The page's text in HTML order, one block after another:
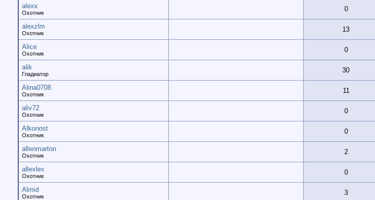
alexx
Охотник 0
alexzlm
Охотник 13
Alice
Охотник 0
alik
Гладиатор 30
Alina0708
Охотник 11
aliv72
Охотник 0
Alkonost
Охотник 0
allenmarton
Охотник 2
allexlex
Охотник 0
Almid
Охотник 3